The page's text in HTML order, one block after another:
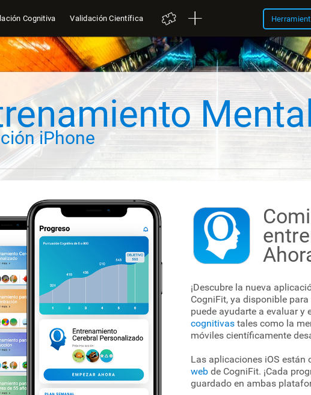
Cognitiva Validación Científica
iPhone
¡Descubre la nueva
CogniFit, ya disponible para
puede ayudarte a evaluar y
cognitivas tales como la
móviles científicamente
Las aplicaciones iOS están
web de CogniFit. ¡Cada
guardado en ambas